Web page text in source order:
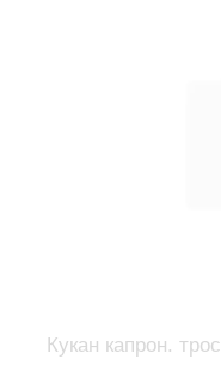
Кукан капрон.